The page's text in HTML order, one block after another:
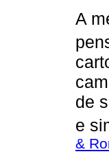
A
de
e
&